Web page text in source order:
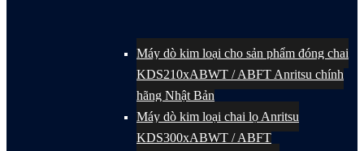
Máy dò kim loại cho sản phẩm đóng chai
KDS210xABWT / ABFT Anritsu chính
hãng Nhật Bản
Máy dò kim loại chai lọ Anritsu
KDS300xABWT / ABFT